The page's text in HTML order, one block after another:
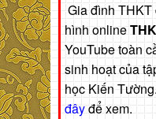
Gia đình THKT
hình online
YouTube toàn
sinh hoạt của
học Kiến
đâyđể xem.